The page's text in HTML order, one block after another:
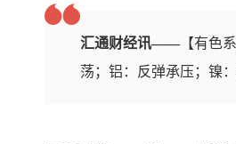
汇通财经讯—— 【有色
荡；铝：反弹承压；镍